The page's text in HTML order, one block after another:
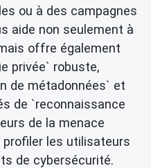
ou à des campagnes
aide non seulement à
offre également
privée` robuste,
de métadonnées` et
de `reconnaissance
de la menace
les utilisateurs
de cybersécurité.